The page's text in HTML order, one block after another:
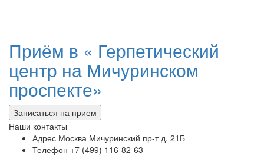
Приём в « Герпетический
центр на Мичуринском
проспекте»
Записаться на прием
Наши контакты
Адрес Москва Мичуринский пр-т д. 21Б
Телефон +7 (499) 116-82-63